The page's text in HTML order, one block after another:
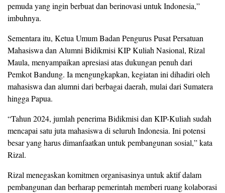
pemuda yang ingin berbuat dan berinovasi untuk Indonesia,”
imbuhnya.
Sementara itu, Ketua Umum Badan Pengurus Pusat Persatuan
Mahasiswa dan Alumni Bidikmisi KIP Kuliah Nasional, Rizal
Maula, menyampaikan apresiasi atas dukungan penuh dari
Pemkot Bandung. Ia mengungkapkan, kegiatan ini dihadiri oleh
mahasiswa dan alumni dari berbagai daerah, mulai dari Sumatera
hingga Papua.
“Tahun 2024, jumlah penerima Bidikmisi dan KIP-Kuliah sudah
mencapai satu juta mahasiswa di seluruh Indonesia. Ini potensi
besar yang harus dimanfaatkan untuk pembangunan sosial,” kata
Rizal.
Rizal menegaskan komitmen organisasinya untuk aktif dalam
pembangunan dan berharap pemerintah memberi ruang kolaborasi